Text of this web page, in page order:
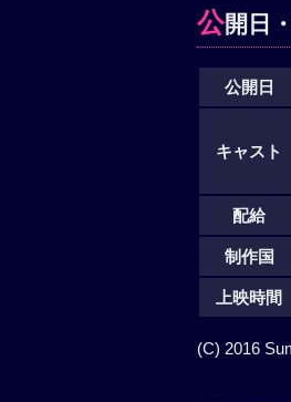
公開日
公開日
キャスト
配給
制作国
上映時間
(C) 2016